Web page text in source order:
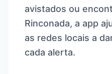
avistados ou
Rinconada, a app
as redes locais a
cada alerta.